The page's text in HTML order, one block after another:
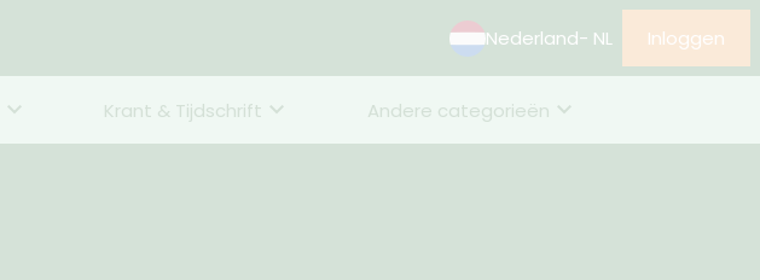
Nederland- NL Inloggen
Krant & Tijdschrift Andere categorieën